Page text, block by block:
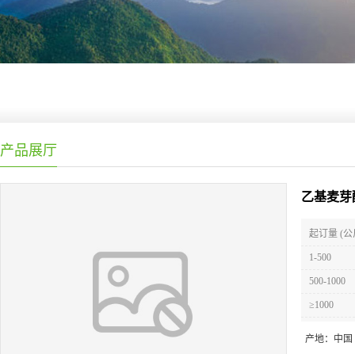
产品展厅
乙基麦
起订量 (公
1-500
500-1000
≥1000
产地： 中国